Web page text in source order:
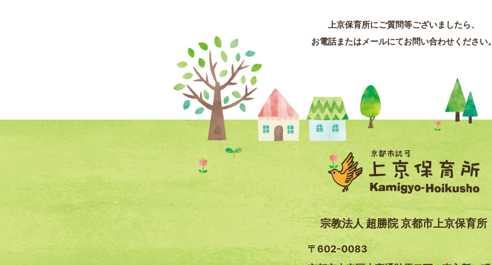
上京保育所にご質問等ございましたら、
お電話またはメールにてお問い合わせください。
宗教法人 超勝院 京都市上京保育所
〒602-0083